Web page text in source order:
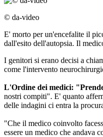
© da-video
E' morto per un'encefalite il
dall'esito dell'autopsia. Il
I genitori si erano decisi a
come l'intervento
L'Ordine dei medici:
nostri compiti". E' quanto
delle indagini ci entra la
"Che il medico coinvolto
essere un medico che andava